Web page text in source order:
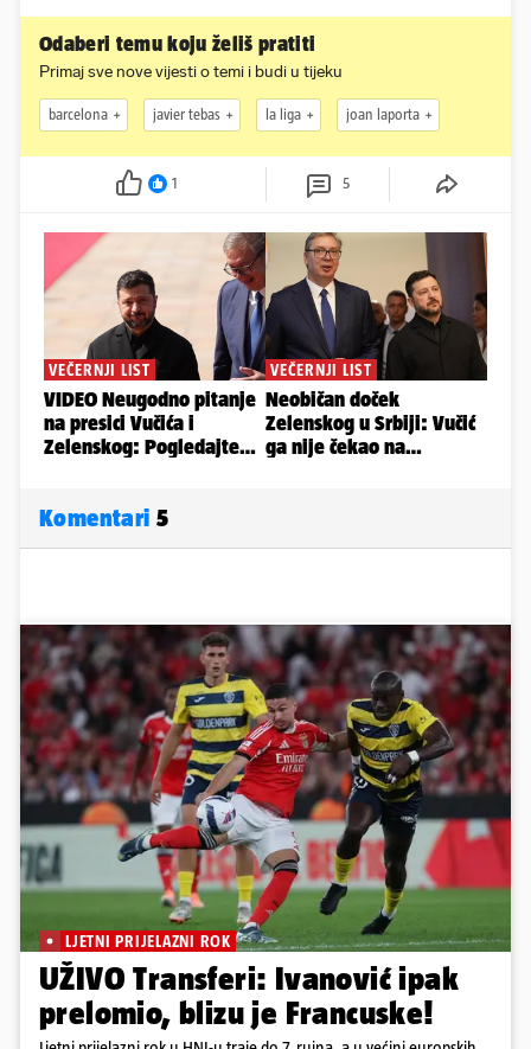
Odaberi temu koju želiš pratiti
Primaj sve nove vijesti o temi i budi u tijeku
barcelona javier tebas la liga joan laporta
1 5
Komentari 5
LJETNI PRIJELAZNI ROK
UŽIVO Transferi: Ivanović ipak
prelomio, blizu je Francuske!